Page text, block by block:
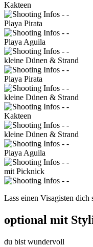
Kakteen
Playa Pirata
Playa Aguila
kleine Dünen & Strand
Playa Pirata
kleine Dünen & Strand
Kakteen
kleine Dünen & Strand
Playa Aguila
mit Picknick
Lass einen Visagisten dich
optional mit
du bist wundervoll